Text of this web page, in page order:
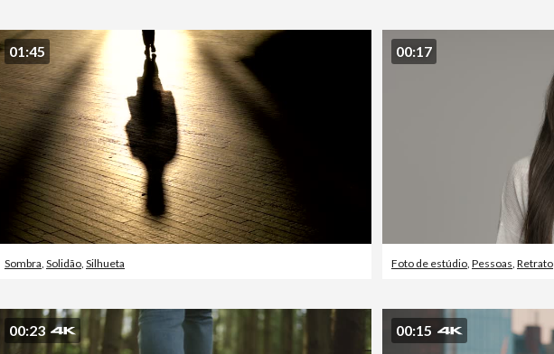
01:45
Sombra Solidão Silhueta
00:17
Foto de estúdio Pessoas Retrato
00:23 00:15